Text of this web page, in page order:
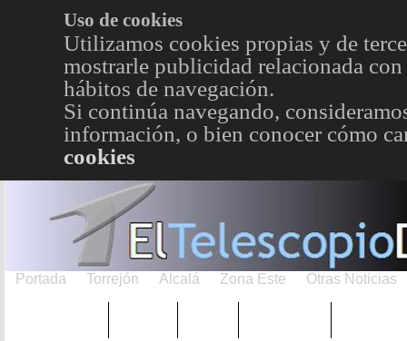
Uso de cookies
Utilizamos cookies propias y de
mostrarle publicidad relacionada
hábitos de navegación.
Si continúa navegando,
información, o bien conocer cómo
cookies
Portada Torrejón Alcalá Zona Este Otras Noticias